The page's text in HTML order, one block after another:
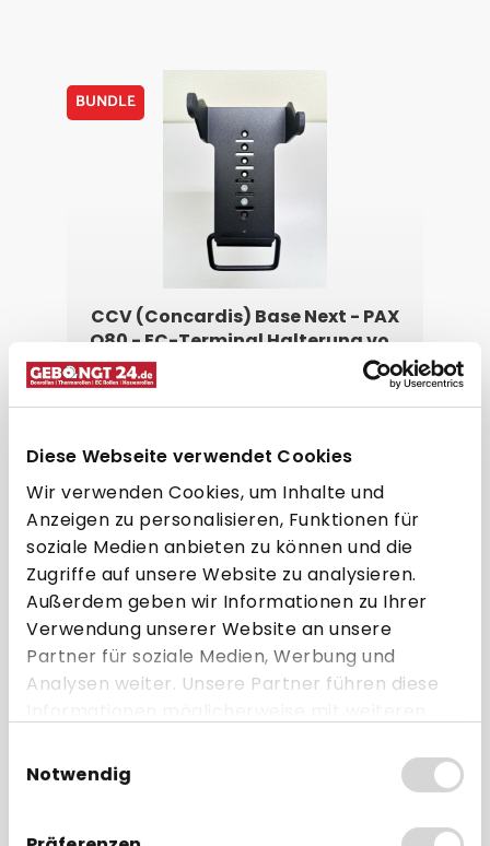
Diese Webseite verwendet Cookies
Wir verwenden Cookies, um Inhalte und
Anzeigen zu personalisieren, Funktionen für
soziale Medien anbieten zu können und die
Zugriffe auf unsere Website zu analysieren.
Außerdem geben wir Informationen zu Ihrer
Verwendung unserer Website an unsere
Partner für soziale Medien, Werbung und
Analysen weiter. Unsere Partner führen diese
haben oder die sie im Rahmen Ihrer Nutzung
der Dienste gesammelt haben.
Notwendig
BUNDLE
CCV (Concardis) Base Next - PAX
Q80 - EC-Terminal Halterung von
ab 34,50 € * pro Stück
Zum Vergleich hinzufügen